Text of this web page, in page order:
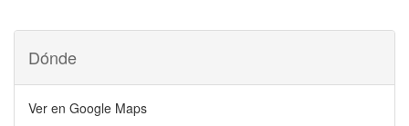
Dónde
Ver en Google Maps